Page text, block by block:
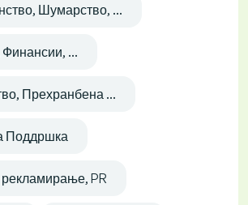
Шумарство, ...
...
Прехранбена ...
Поддршка
рекламирање, PR